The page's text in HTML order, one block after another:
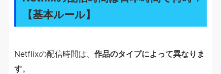
【基本ルール】
Netflixの配信時間は、 作品のタイプによって異なりま
す。